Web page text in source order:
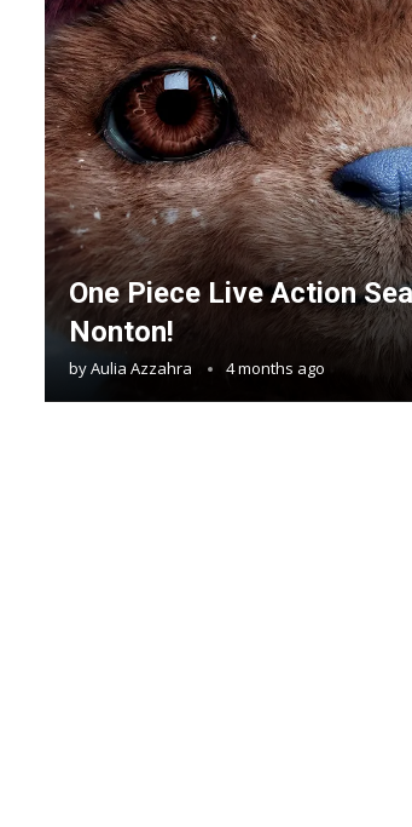
One Piece Live Action
Nonton!
byAulia Azzahra 4 months ago